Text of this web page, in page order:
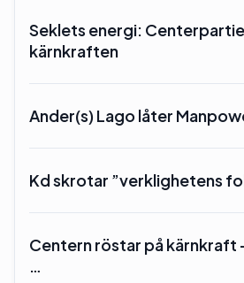
Seklets energi:
kärnkraften
Ander(s) Lago låter
Kd skrotar ”verklighetens
Centern röstar på kärnkraft
…